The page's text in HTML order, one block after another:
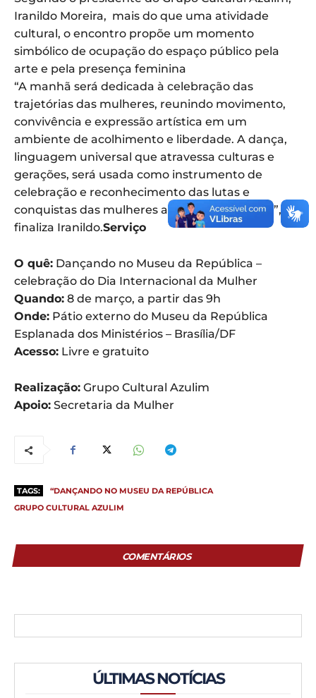
Iranildo Moreira, mais do que uma atividade
cultural, o encontro propõe um momento
simbólico de ocupação do espaço público pela
arte e pela presença feminina
“A manhã será dedicada à celebração das
trajetórias das mulheres, reunindo movimento,
convivência e expressão artística em um
ambiente de acolhimento e liberdade. A dança,
linguagem universal que atravessa culturas e
gerações, será usada como instrumento de
celebração e reconhecimento das lutas e
conquistas das mulheres ao longo da história”,
finaliza Iranildo.Serviço
O quê: Dançando no Museu da República –
celebração do Dia Internacional da Mulher
Quando: 8 de março, a partir das 9h
Onde: Pátio externo do Museu da República
Esplanada dos Ministérios – Brasília/DF
Acesso: Livre e gratuito
Realização: Grupo Cultural Azulim
Apoio: Secretaria da Mulher
TAGS:
“DANÇANDO NO MUSEU DA REPÚBLICA
GRUPO CULTURAL AZULIM
COMENTÁRIOS
ÚLTIMAS NOTÍCIAS